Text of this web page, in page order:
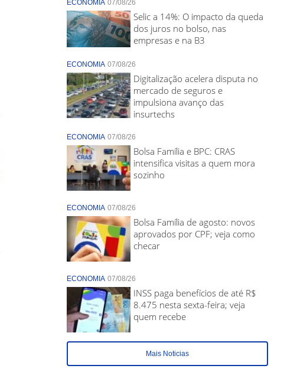
ECONOMIA 07/08/26
Selic a 14%: O impacto da queda
dos juros no bolso, nas
empresas e na B3
ECONOMIA 07/08/26
Digitalização acelera disputa no
mercado de seguros e
impulsiona avanço das
insurtechs
ECONOMIA 07/08/26
Bolsa Família e BPC: CRAS
intensifica visitas a quem mora
sozinho
ECONOMIA 07/08/26
Bolsa Família de agosto: novos
aprovados por CPF; veja como
checar
ECONOMIA 07/08/26
INSS paga benefícios de até R$
8.475 nesta sexta-feira; veja
quem recebe
Mais Noticias